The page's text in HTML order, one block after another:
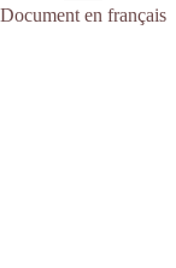
Document en français